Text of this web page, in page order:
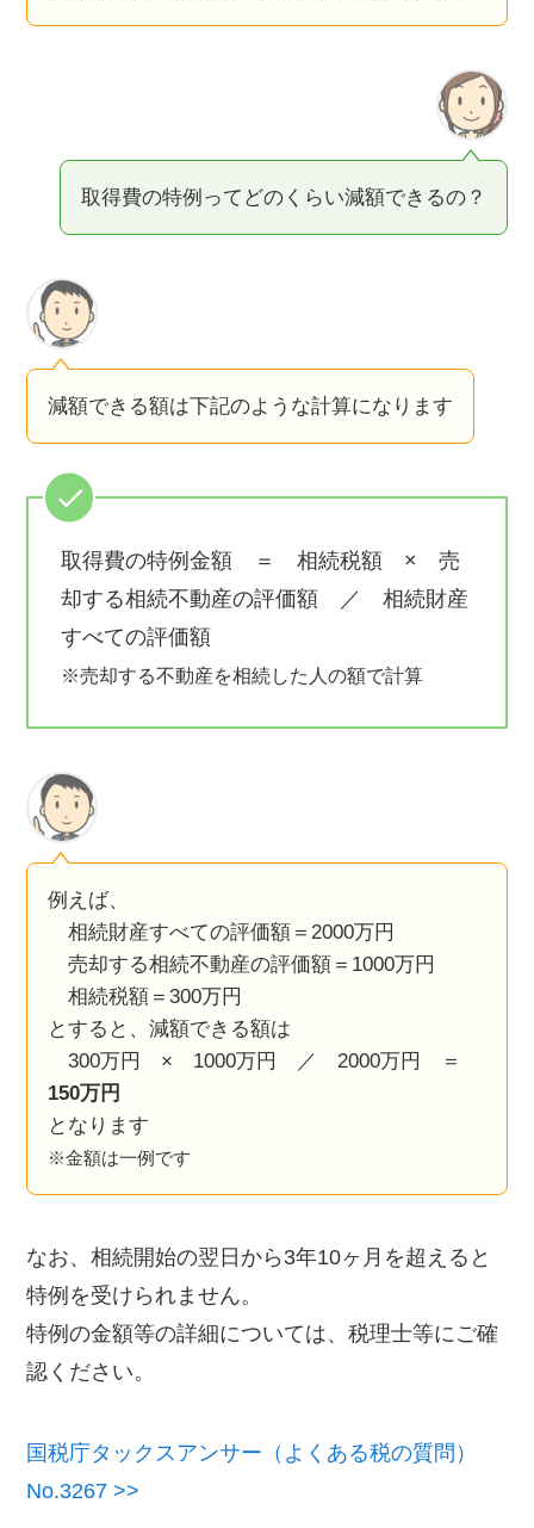
取得費の特例ってどのくらい減額できるの？
減額できる額は下記のような計算になります
取得費の特例金額 ＝ 相続税額 × 売
却する相続不動産の評価額 ／ 相続財産
すべての評価額
※売却する不動産を相続した人の額で計算
例えば、
相続財産すべての評価額＝2000万円
売却する相続不動産の評価額＝1000万円
相続税額＝300万円
とすると、減額できる額は
300万円 × 1000万円 ／ 2000万円 ＝
150万円
となります
※金額は一例です
なお、相続開始の翌日から3年10ヶ月を超えると
特例を受けられません。
特例の金額等の詳細については、税理士等にご確
認ください。
国税庁タックスアンサー（よくある税の質問）
No.3267 >>